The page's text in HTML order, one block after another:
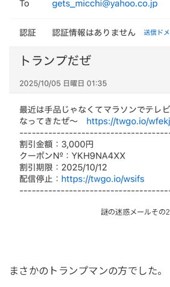
謎の迷惑メールその2
まさかのトランプマンの方でした。